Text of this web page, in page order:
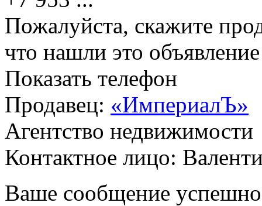
Пожалуйста, скажите
что нашли это
Показать телефон
Продавец: «ИмпериалЪ»
Агентство недвижимости
Контактное лицо:
Ваше сообщение успешно